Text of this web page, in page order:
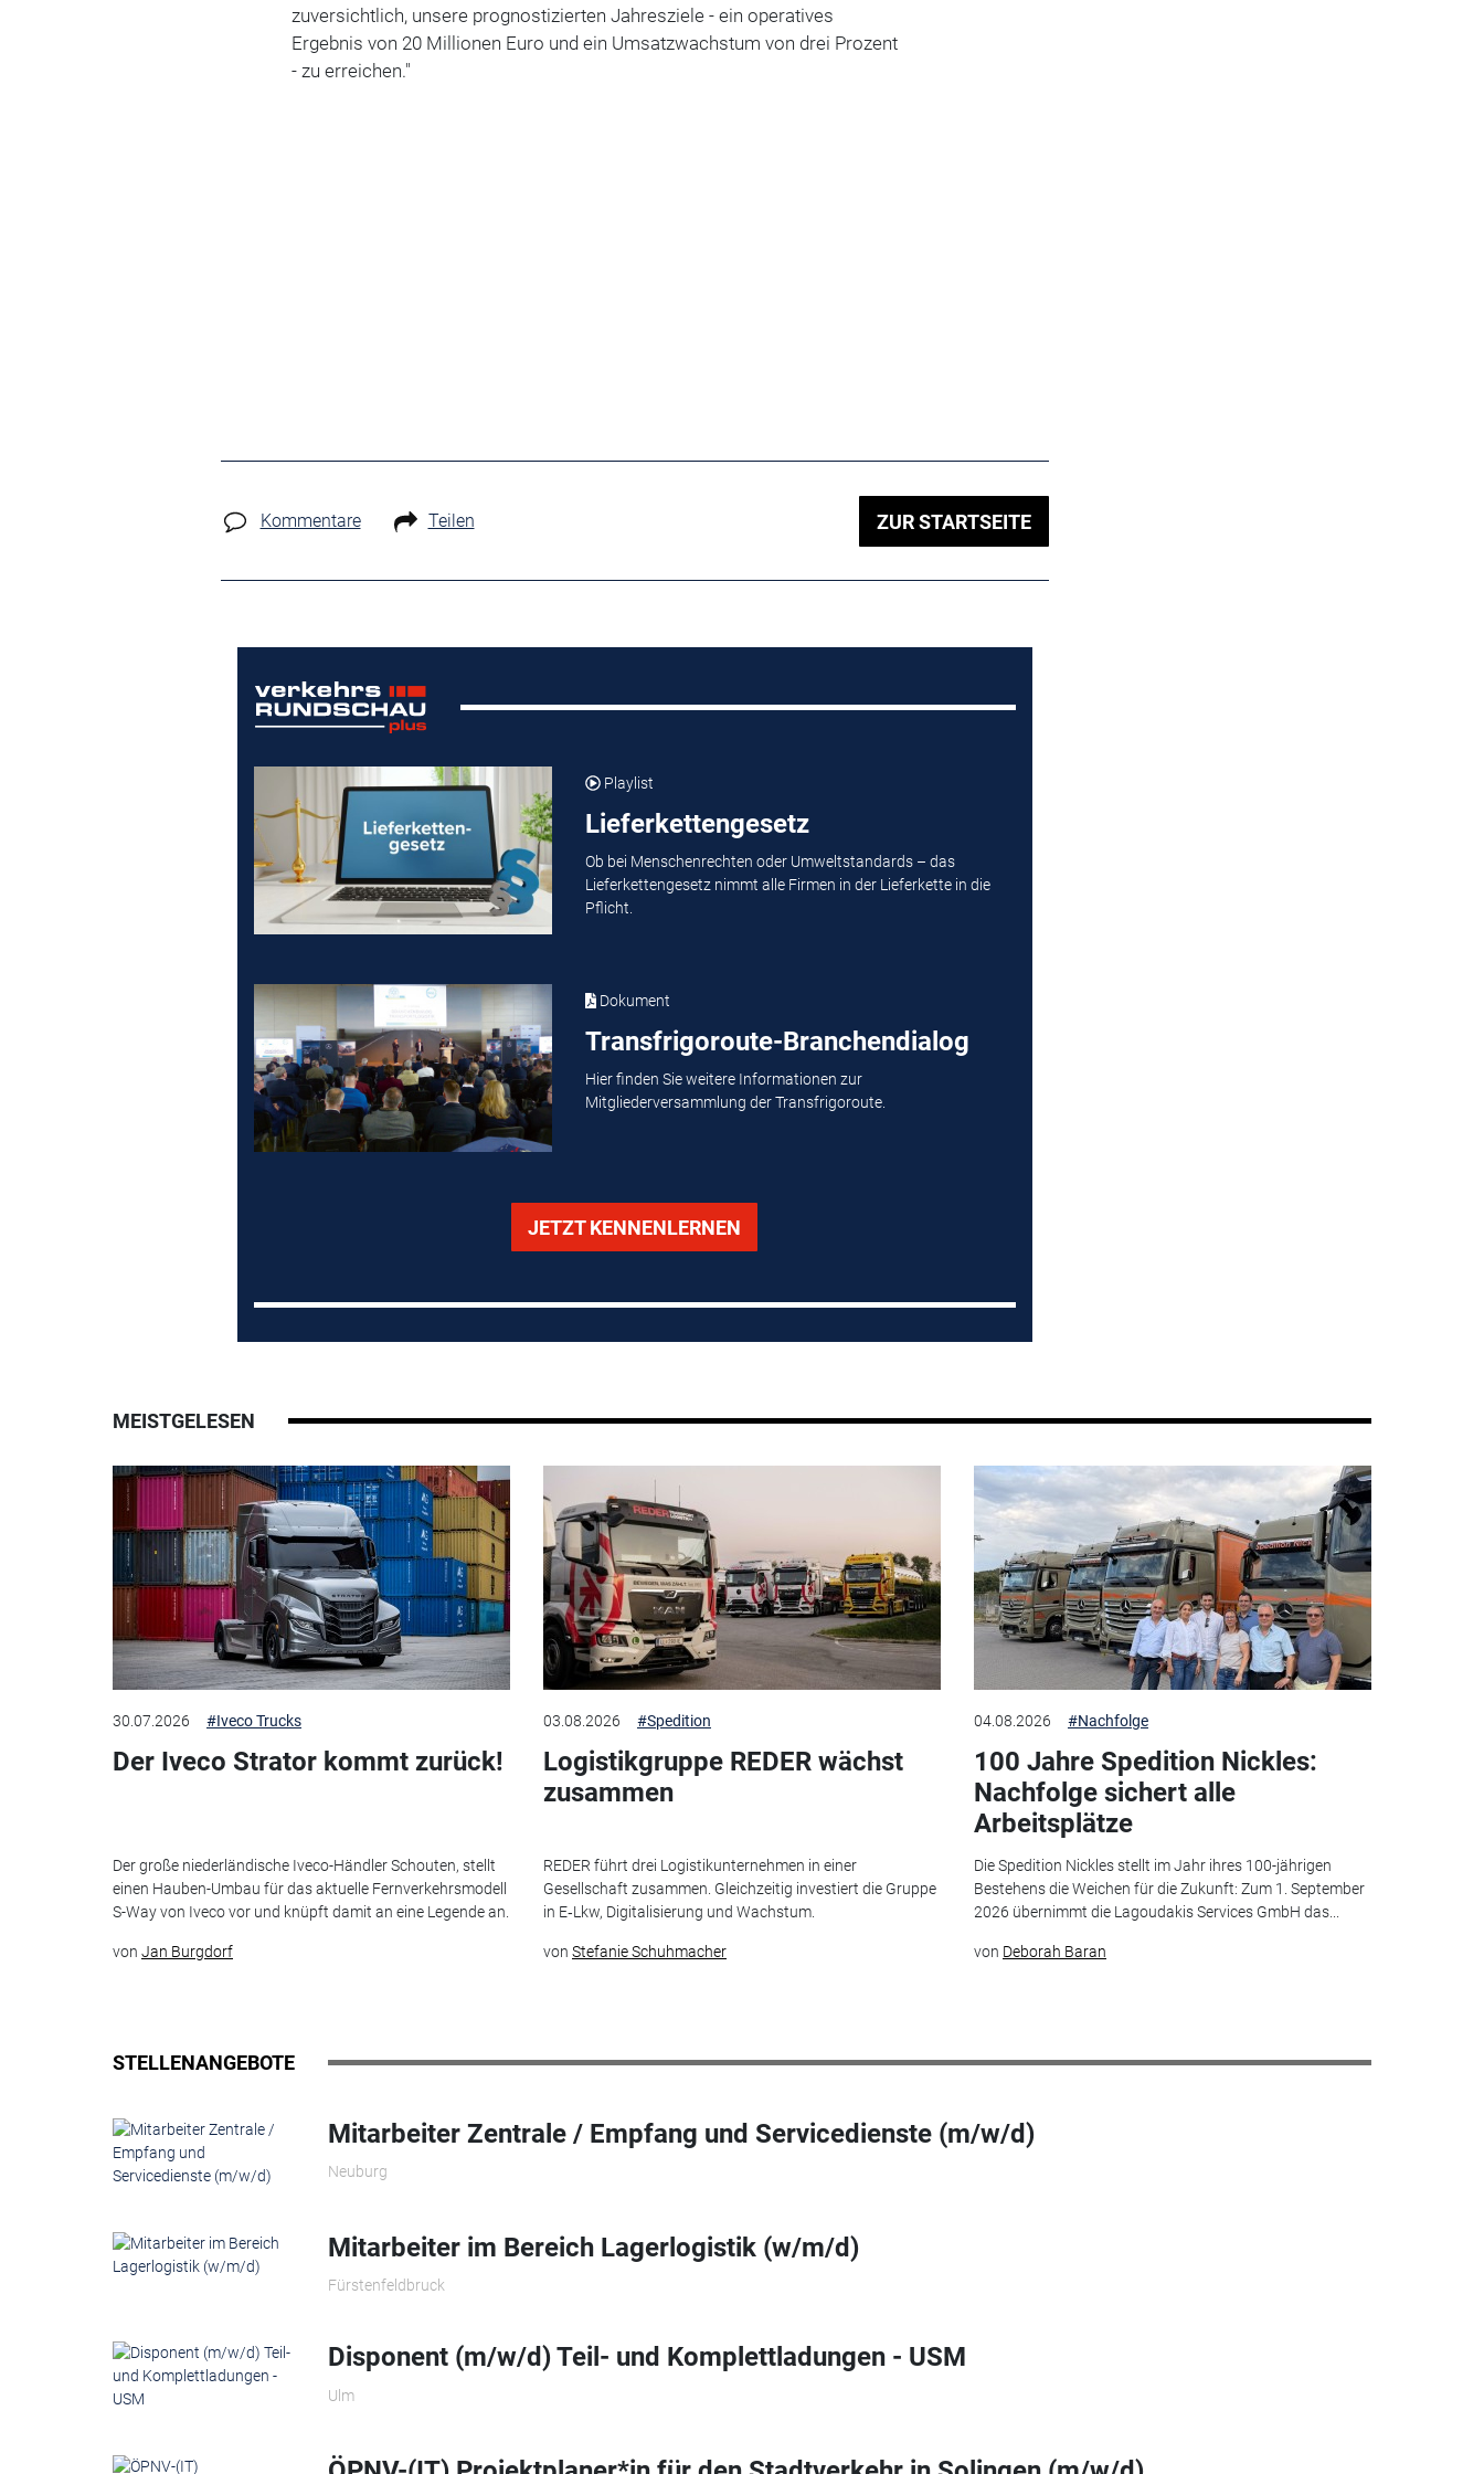
zuversichtlich, unsere prognostizierten Jahresziele - ein operatives
Ergebnis von 20 Millionen Euro und ein Umsatzwachstum von drei Prozent
- zu erreichen."
Kommentare Teilen ZUR STARTSEITE
Playlist
Lieferkettengesetz
Ob bei Menschenrechten oder Umweltstandards – das
Lieferkettengesetz nimmt alle Firmen in der Lieferkette in die
Pflicht.
Dokument
Transfrigoroute-Branchendialog
Hier finden Sie weitere Informationen zur
Mitgliederversammlung der Transfrigoroute.
JETZT KENNENLERNEN
MEISTGELESEN
30.07.2026 #Iveco Trucks
Der Iveco Strator kommt zurück!
Der große niederländische Iveco-Händler Schouten, stellt
einen Hauben-Umbau für das aktuelle Fernverkehrsmodell
S-Way von Iveco vor und knüpft damit an eine Legende an.
von Jan Burgdorf
03.08.2026 #Spedition
Logistikgruppe REDER wächst
zusammen
REDER führt drei Logistikunternehmen in einer
Gesellschaft zusammen. Gleichzeitig investiert die Gruppe
in E‑Lkw, Digitalisierung und Wachstum.
von Stefanie Schuhmacher
04.08.2026 #Nachfolge
100 Jahre Spedition Nickles:
Nachfolge sichert alle
Arbeitsplätze
Die Spedition Nickles stellt im Jahr ihres 100-jährigen
Bestehens die Weichen für die Zukunft: Zum 1. September
2026 übernimmt die Lagoudakis Services GmbH das...
von Deborah Baran
STELLENANGEBOTE
Mitarbeiter Zentrale / Empfang und Servicedienste (m/w/d)
Neuburg
Mitarbeiter im Bereich Lagerlogistik (w/m/d)
Fürstenfeldbruck
Disponent (m/w/d) Teil- und Komplettladungen - USM
Ulm